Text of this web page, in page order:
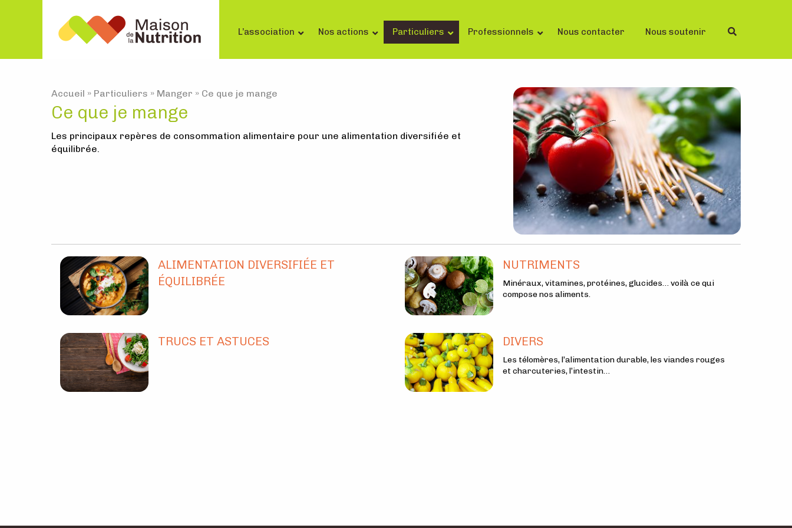
L’association Nos actions Particuliers Professionnels Nous contacter Nous soutenir
Accueil » Particuliers » Manger » Ce que je mange
Ce que je mange
Les principaux repères de consommation alimentaire pour une alimentation diversifiée et
équilibrée.
ALIMENTATION DIVERSIFIÉE ET
ÉQUILIBRÉE
NUTRIMENTS
Minéraux, vitamines, protéines, glucides… voilà ce qui
compose nos aliments.
TRUCS ET ASTUCES DIVERS
Les télomères, l’alimentation durable, les viandes rouges
et charcuteries, l’intestin…